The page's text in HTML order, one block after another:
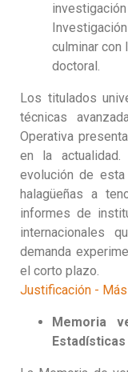
culminar con
doctoral.
Los titulados
técnicas
Operativa
en la
evolución de
halagüeñas a
informes de
internacionales
demanda
el corto plazo.
Justificación -
Memoria
Estadísticas